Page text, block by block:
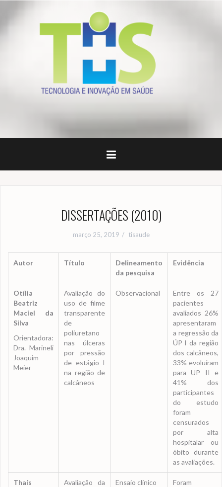
DISSERTAÇÕES (2010)
março 25, 2019 tisaude
Autor Título
Delineamento
da pesquisa
Evidência
Otília
Beatriz
Maciel da
Silva
Orientadora:
Dra. Marineli
Joaquim
Meier
Avaliação do
uso de filme
transparente
de
poliuretano
nas úlceras
por pressão
de estágio I
na região de
calcâneos
Observacional
Entre os 27
pacientes
avaliados 26%
apresentaram
a regressão da
ÚP l da região
dos calcâneos,
33% evoluíram
para UP II e
41% dos
participantes
do estudo
foram
censurados
por alta
hospitalar ou
óbito durante
as avaliações.
Thaís
Avaliação da
Ensaio clínico
Foram